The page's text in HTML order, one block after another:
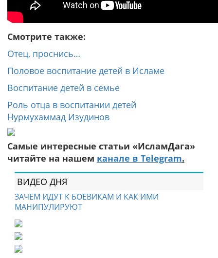
Смотрите также:
Отец, проснись…
Половое воспитание детей в Исламе
Воспитание детей в семье
Роль отца в воспитании детей
Нурмухаммад Изудинов
Самые интересные статьи «ИсламДага»
читайте на нашем канале в Telegram.
ВИДЕО ДНЯ
ЗАЧЕМ ИДУТ К БОЕВИКАМ И КАК ИМИ
МАНИПУЛИРУЮТ